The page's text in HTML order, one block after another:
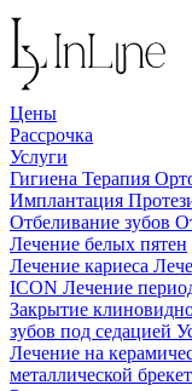
Цены
Рассрочка
Услуги
Гигиена Терапия
Имплантация
Отбеливание зубов
Лечение белых пятен
Лечение кариеса
ICON Лечение
Закрытие
зубов под седацией
Лечение на
металлической